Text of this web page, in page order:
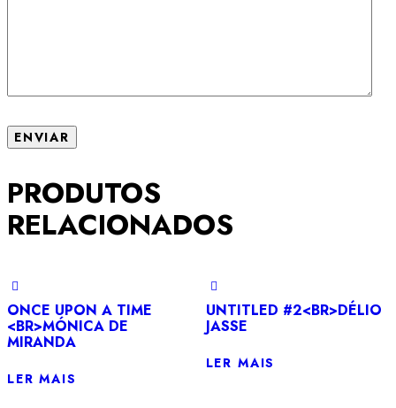
PRODUTOS
RELACIONADOS
ONCE UPON A TIME
<BR>MÓNICA DE
MIRANDA
LER MAIS
UNTITLED #2<BR>DÉLIO
JASSE
LER MAIS